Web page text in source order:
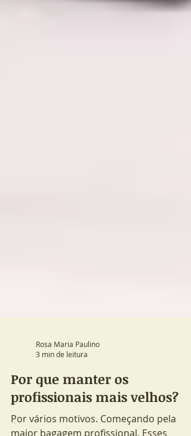
Rosa Maria Paulino
3 min de leitura
Por que manter os
profissionais mais velhos?